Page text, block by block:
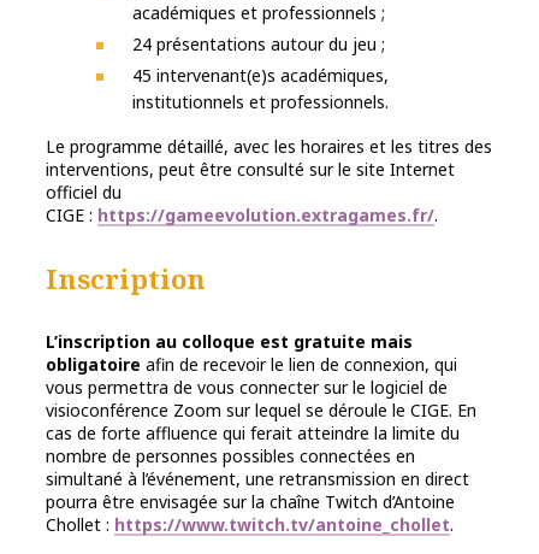
académiques et professionnels ;
24 présentations autour du jeu ;
45 intervenant(e)s académiques,
institutionnels et professionnels.
Le programme détaillé, avec les horaires et les titres des
interventions, peut être consulté sur le site Internet
officiel du
CIGE : https://gameevolution.extragames.fr/.
Inscription
L’inscription au colloque est gratuite mais
obligatoire afin de recevoir le lien de connexion, qui
vous permettra de vous connecter sur le logiciel de
visioconférence Zoom sur lequel se déroule le CIGE. En
cas de forte affluence qui ferait atteindre la limite du
nombre de personnes possibles connectées en
simultané à l’événement, une retransmission en direct
pourra être envisagée sur la chaîne Twitch d’Antoine
Chollet : https://www.twitch.tv/antoine_chollet.